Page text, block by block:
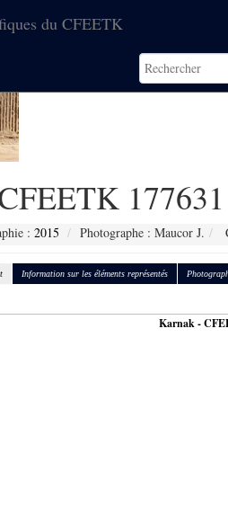
du CFEETK
177631
: 2015 Photographe : Maucor J.
Information sur les éléments représentés